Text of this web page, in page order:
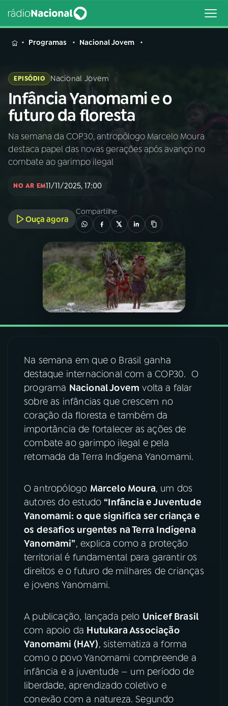
MENU
Buscar
na
Rádio
Nacional
Buscar
AO VIVO
01INÍCIO
02A RÁDIO
PROGRAMAÇÃO
PROGRAMAS
07ÚLTIMAS
08FESTIVAL DE MÚSICA
ACOMPANHE A RÁDIO NACIONAL
Instagram X
TikTok
Programas Nacional Jovem
EPISÓDIO Nacional Jovem
Infância Yanomami e o
futuro da floresta
Na semana da COP30, antropólogo Marcelo Moura
destaca papel das novas gerações após avanço no
combate ao garimpo ilegal
NO AR EM11/11/2025, 17:00
Ouça agora
Compartilhe
Na semana em que o Brasil ganha
destaque internacional com a COP30. O
programa Nacional Jovem volta a falar
sobre as infâncias que crescem no
coração da floresta e também da
importância de fortalecer as ações de
combate ao garimpo ilegal e pela
retomada da Terra Indígena Yanomami.
O antropólogo Marcelo Moura, um dos
autores do estudo“Infância e Juventude
Yanomami: o que significa ser criança e
os desafios urgentes na Terra Indígena
Yanomami”, explica como a proteção
territorial é fundamental para garantir os
direitos e o futuro de milhares de crianças
e jovens Yanomami.
A publicação, lançada pelo Unicef Brasil
com apoio da Hutukara Associação
Yanomami (HAY), sistematiza a forma
como o povo Yanomami compreende a
infância e a juventude — um período de
liberdade, aprendizado coletivo e
conexão com a natureza. Segundo